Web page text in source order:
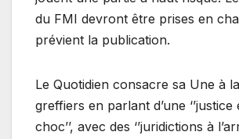
du FMI devront être prises en
prévient la publication.
Le Quotidien consacre sa Une à
greffiers en parlant d’une ‘’justice
choc’’, avec des ‘’juridictions à